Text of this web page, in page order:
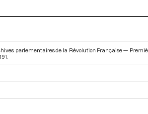
parlementaires de la Révolution Française —